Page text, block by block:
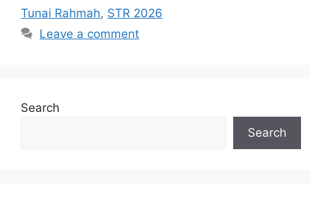
Tunai Rahmah, STR 2026
Leave a comment
Search
Search